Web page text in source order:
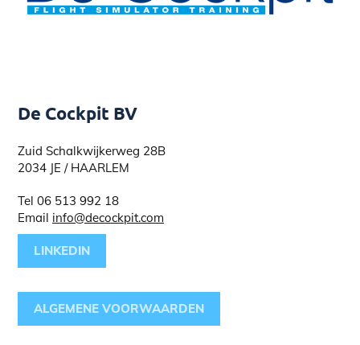
De Cockpit BV
Zuid Schalkwijkerweg 28B
2034 JE / HAARLEM
Tel 06 513 992 18
Email info@decockpit.com
LINKEDIN
ALGEMENE VOORWAARDEN